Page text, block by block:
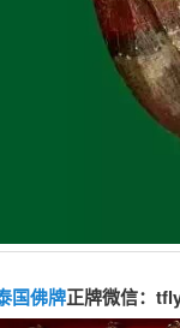
国佛牌正牌微信：